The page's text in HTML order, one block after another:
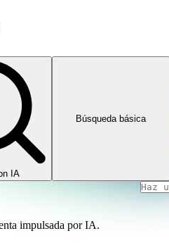
IA
Búsqueda básica
impulsada por IA.